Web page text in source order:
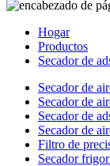
Hogar
Productos
Secador de
Secador de
Secador de
Secador de
Secador de
Filtro de
Secador